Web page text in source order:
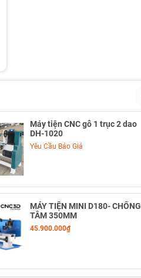
Máy tiện CNC gỗ 1 trục 2 dao
DH-1020
Yêu Cầu Báo Giá
MÁY TIỆN MINI D180- CHỐNG
TÂM 350MM
45.900.000₫